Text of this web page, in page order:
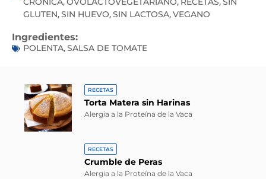
GLUTEN,SIN HUEVO,SIN LACTOSA,VEGANO
Ingredientes:
POLENTA,SALSA DE TOMATE
RECETAS
Torta Matera sin Harinas
Alergia a la Proteína de la Vaca
RECETAS
Crumble de Peras
Alergia a la Proteína de la Vaca